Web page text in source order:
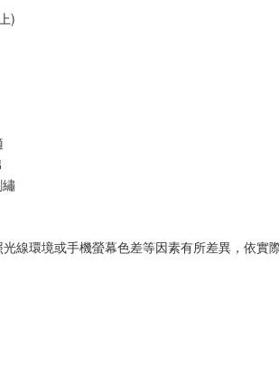
)
線環境或手機螢幕色差等因素有所差異，依實際